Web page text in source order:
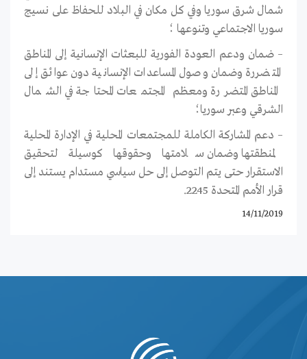
شمال شرق سوريا وفي كل مكان في البلاد للحفاظ على نسيج
سوريا الاجتماعي وتنوعها ؛
– ضمان ودعم العودة الفورية للبعثات الإنسانية إلى المناطق
المتضررة وضمان وصول المساعدات الإنسانية دون عوائق إلى
المناطق المتضررة ومعظم المجتمعات المحتاجة في الشمال
الشرقي وعبر سوريا؛
– دعم المشاركة الكاملة للمجتمعات المحلية في الإدارة المحلية
لمنطقتها وضمان سلامتها وحقوقها كوسيلة لتحقيق
الاستقرار حتى يتم التوصل إلى حل سياسي مستدام يستند إلى
قرار الأمم المتحدة 2245.
14/11/2019